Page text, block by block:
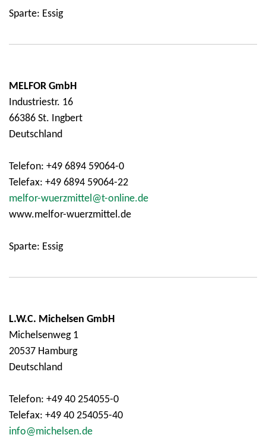
Sparte: Essig
MELFOR GmbH
Industriestr. 16
66386 St. Ingbert
Deutschland
Telefon: +49 6894 59064-0
Telefax: +49 6894 59064-22
melfor-wuerzmittel@t-online.de
www.melfor-wuerzmittel.de
Sparte: Essig
L.W.C. Michelsen GmbH
Michelsenweg 1
20537 Hamburg
Deutschland
Telefon: +49 40 254055-0
Telefax: +49 40 254055-40
info@michelsen.de